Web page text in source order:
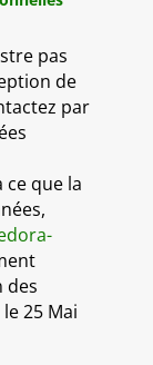
pas
de
par
ce que la
des
25 Mai